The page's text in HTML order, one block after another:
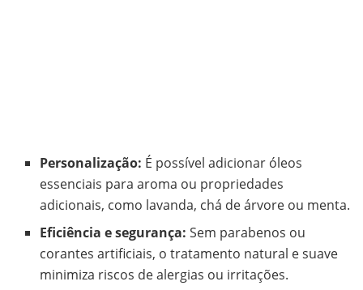
Personalização: É possível adicionar óleos
essenciais para aroma ou propriedades
adicionais, como lavanda, chá de árvore ou menta.
Eficiência e segurança: Sem parabenos ou
corantes artificiais, o tratamento natural e suave
minimiza riscos de alergias ou irritações.